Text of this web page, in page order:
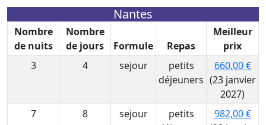
Nantes
Nombre
de nuits
Nombre
de jours
Formule Repas
Meilleur
prix
3
4 sejour
petits
déjeuners
660,00 €
(23 janvier
2027)
7
8 sejour
petits
982,00 €